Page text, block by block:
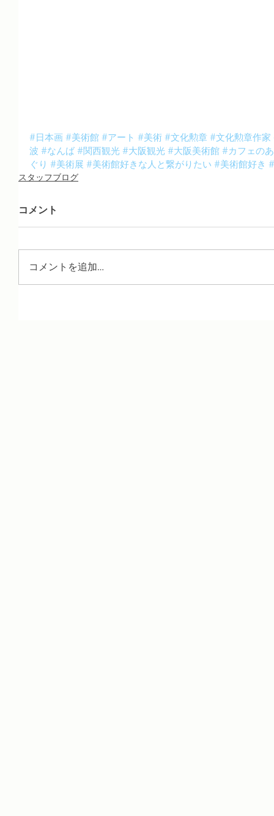
#日本画 #美術館 #アート #美術 #文化勲章 #文化勲章作家
波 #なんば #関西観光 #大阪観光 #大阪美術館 #カフェの
ぐり #美術展 #美術館好きな人と繋がりたい #美術館好き
スタッフブログ
コメント
コメントを追加…